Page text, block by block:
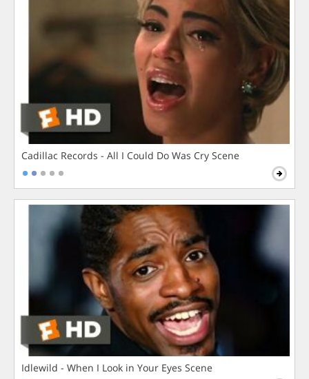
Cadillac Records - All I Could Do Was Cry Scene
Idlewild - When I Look in Your Eyes Scene